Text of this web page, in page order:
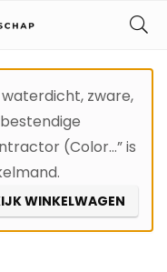
waterdicht, zware,
(Color…” is
WINKELWAGEN